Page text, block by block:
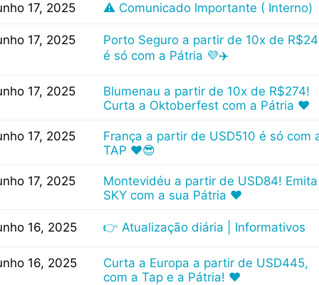
17, 2025 ⚠️ Comunicado Importante ( Interno)
17, 2025
Porto Seguro a partir de 10x de
é só com a Pátria 💜✈️
17, 2025
Blumenau a partir de 10x de R$274!
Curta a Oktoberfest com a Pátria ❤
17, 2025
França a partir de USD510 é só com
TAP ❤😎
17, 2025
Montevidéu a partir de USD84! Emita
SKY com a sua Pátria ❤
16, 2025 👉 Atualização diária | Informativos
16, 2025
Curta a Europa a partir de USD445,
com a Tap e a Pátria! ❤